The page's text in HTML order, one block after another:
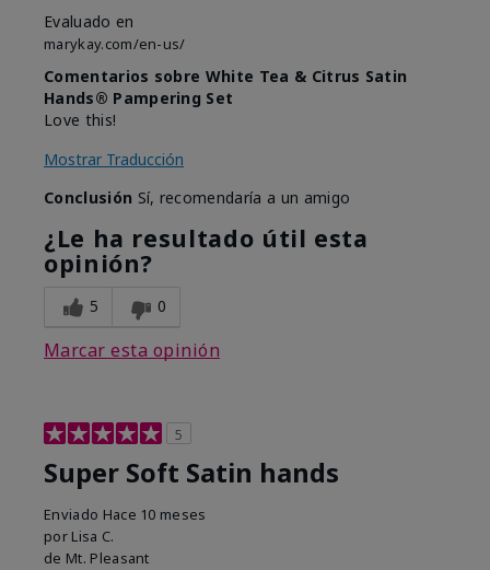
Evaluado en
marykay.com/en-us/
Comentarios sobre White Tea & Citrus Satin
Hands® Pampering Set
Love this!
Mostrar Traducción
Conclusión Sí, recomendaría a un amigo
¿Le ha resultado útil esta
opinión?
5 0
Marcar esta opinión
5
Super Soft Satin hands
Enviado Hace 10 meses
por Lisa C.
de Mt. Pleasant